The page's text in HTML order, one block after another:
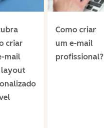
criar
mail
layout
Como criar
um e-mail
profissional?